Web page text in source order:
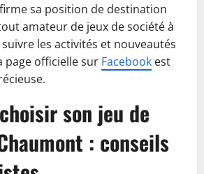
sa position de destination
amateur de jeux de société à
les activités et nouveautés
page officielle sur Facebook est
son jeu de
: conseils